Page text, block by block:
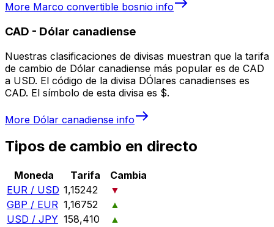
More Marco convertible bosnio info
CAD - Dólar canadiense
Nuestras clasificaciones de divisas muestran que la tarifa
de cambio de Dólar canadiense más popular es de CAD
a USD. El código de la divisa DÓlares canadienses es
CAD. El símbolo de esta divisa es $.
More Dólar canadiense info
Tipos de cambio en directo
Moneda Tarifa
Cambia
EUR / USD 1,15242
▼
GBP / EUR 1,16752
▲
USD / JPY 158,410
▲